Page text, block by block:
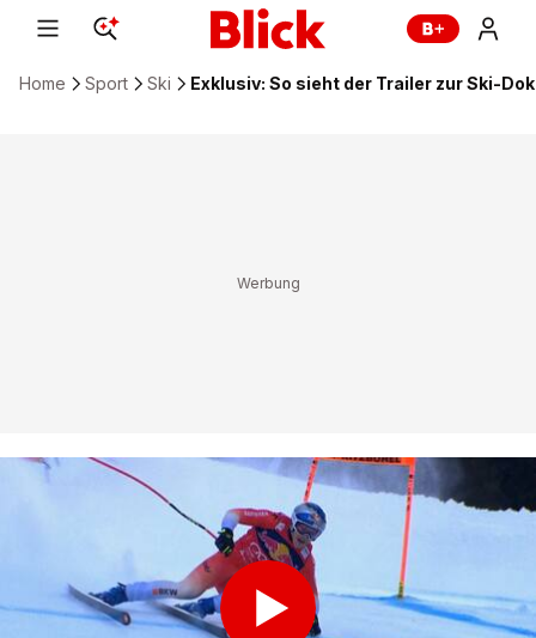
Home Sport Ski Exklusiv: So sieht der Trailer zur Ski-